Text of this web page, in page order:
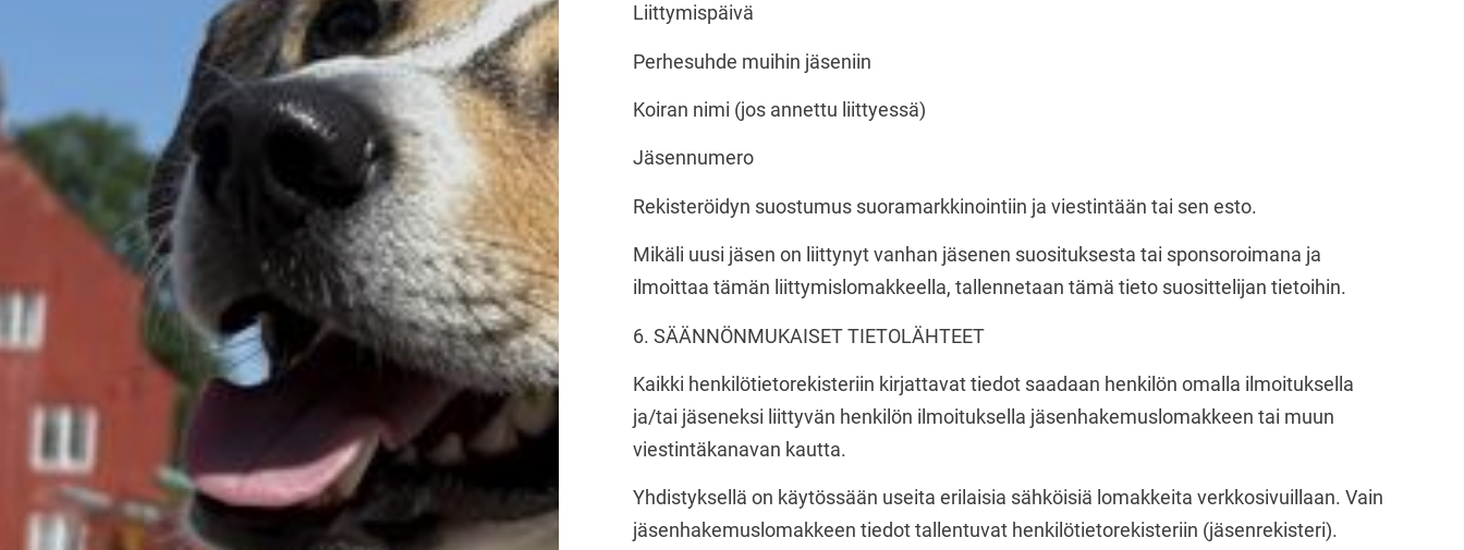
Liittymispäivä
Perhesuhde muihin jäseniin
Koiran nimi (jos annettu liittyessä)
Jäsennumero
Rekisteröidyn suostumus suoramarkkinointiin ja viestintään tai sen esto.
Mikäli uusi jäsen on liittynyt vanhan jäsenen suosituksesta tai sponsoroimana ja
ilmoittaa tämän liittymislomakkeella, tallennetaan tämä tieto suosittelijan tietoihin.
6. SÄÄNNÖNMUKAISET TIETOLÄHTEET
Kaikki henkilötietorekisteriin kirjattavat tiedot saadaan henkilön omalla ilmoituksella
ja/tai jäseneksi liittyvän henkilön ilmoituksella jäsenhakemuslomakkeen tai muun
viestintäkanavan kautta.
Yhdistyksellä on käytössään useita erilaisia sähköisiä lomakkeita verkkosivuillaan. Vain
jäsenhakemuslomakkeen tiedot tallentuvat henkilötietorekisteriin (jäsenrekisteri).